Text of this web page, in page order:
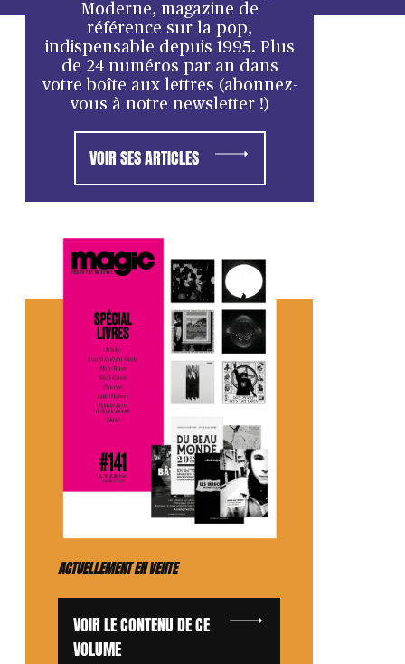
Moderne, magazine de
référence sur la pop,
indispensable depuis 1995. Plus
de 24 numéros par an dans
votre boîte aux lettres (abonnez-
vous à notre newsletter !)
VOIR SES ARTICLES
ACTUELLEMENT EN VENTE
VOIR LE CONTENU DE CE
VOLUME